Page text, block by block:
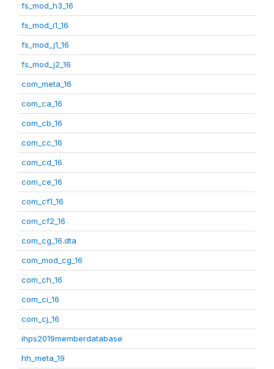
fs_mod_h3_16
fs_mod_i1_16
fs_mod_j1_16
fs_mod_j2_16
com_meta_16
com_ca_16
com_cb_16
com_cc_16
com_cd_16
com_ce_16
com_cf1_16
com_cf2_16
com_cg_16.dta
com_mod_cg_16
com_ch_16
com_ci_16
com_cj_16
ihps2019memberdatabase
hh_meta_19